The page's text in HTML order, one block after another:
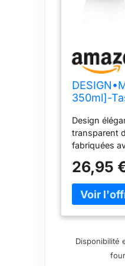
350ml]-
anse,
Parfait
Design
transparent
fabriquées
les boissons
pendant une
tenir et
élégant de
cristallin
plupart des
Polyvalente
26,95
Disponibilité